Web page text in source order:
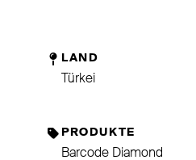
LAND
Türkei
PRODUKTE
Barcode Diamond